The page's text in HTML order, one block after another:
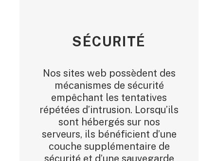
SÉCURITÉ
Nos sites web possèdent des
mécanismes de sécurité
empêchant les tentatives
répétées d’intrusion. Lorsqu’ils
sont hébergés sur nos
serveurs, ils bénéficient d’une
couche supplémentaire de
sécurité et d’une sauvegarde